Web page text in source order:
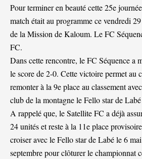
Pour terminer en beauté cette 25e
match était au programme ce vendredi
de la Mission de Kaloum. Le FC
FC.
Dans cette rencontre, le FC Séquence a
le score de 2-0. Cette victoire permet au
remonter à la 9e place au classement
club de la montagne le Fello star de
A rappelé que, le Satellite FC a déjà
24 unités et reste à la 11e place
croiser avec le Fello star de Labé le 6
septembre pour clôturer le championnat